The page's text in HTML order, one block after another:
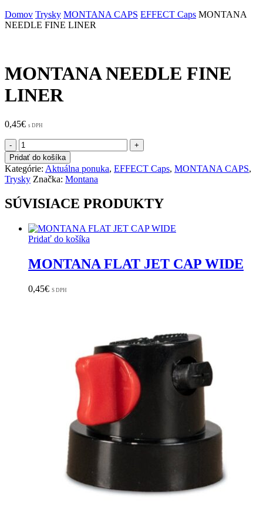
Domov Trysky MONTANA CAPS EFFECT Caps MONTANA
NEEDLE FINE LINER
MONTANA NEEDLE FINE
LINER
0,45€ s DPH
množstvo
MONTANA
NEEDLE
FINE
LINER
Pridať do košíka
Kategórie: Aktuálna ponuka, EFFECT Caps, MONTANA CAPS,
Trysky Značka: Montana
SÚVISIACE PRODUKTY
Pridať do košíka
MONTANA FLAT JET CAP WIDE
0,45€ S DPH